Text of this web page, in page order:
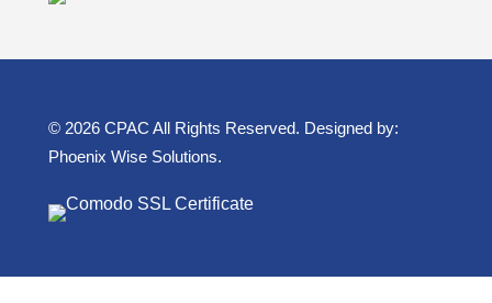
© 2026 CPAC All Rights Reserved. Designed by:
Phoenix Wise Solutions.